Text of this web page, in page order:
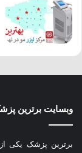
وبسایت برترین
برترین پزشک یکی